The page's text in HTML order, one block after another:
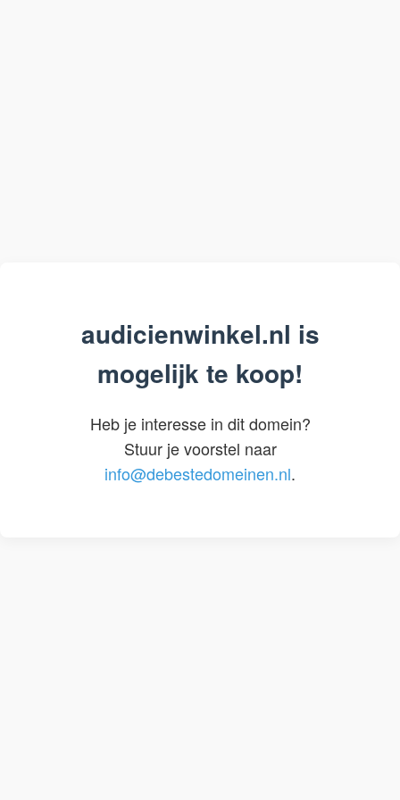
audicienwinkel.nl is
mogelijk te koop!
Heb je interesse in dit domein?
Stuur je voorstel naar
info@debestedomeinen.nl.